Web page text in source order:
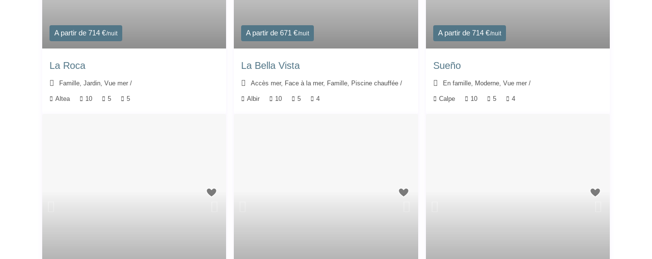
A partir de 714 €/nuit
La Roca
Famille, Jardin, Vue mer /
Altea 10 5 5
A partir de 671 €/nuit
La Bella Vista
Accès mer, Face à la mer, Famille, Piscine chauffée /
Albir 10 5 4
A partir de 714 €/nuit
Sueño
En famille, Moderne, Vue mer/
Calpe 10 5 4